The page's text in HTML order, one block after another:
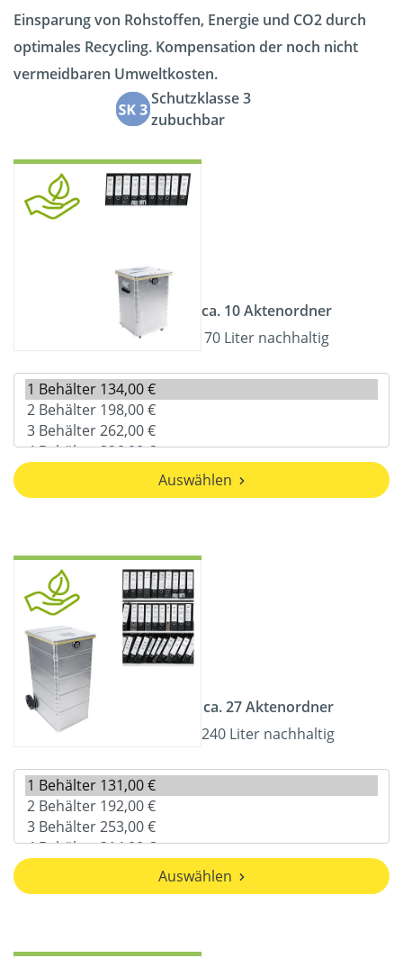
Einsparung von Rohstoffen, Energie und CO2 durch
optimales Recycling. Kompensation der noch nicht
vermeidbaren Umweltkosten.
Schutzklasse 3
zubuchbar
ca. 10 Aktenordner
70 Liter nachhaltig
Auswählen
ca. 27 Aktenordner
240 Liter nachhaltig
Auswählen